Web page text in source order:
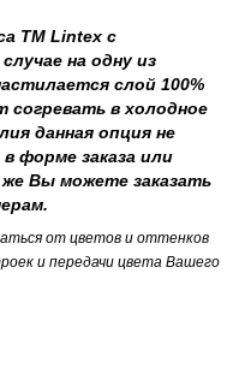
ТМ Lintex с
на одну из
слой 100%
согревать в холодное
данная опция не
форме заказа или
Вы можете заказать
от цветов и оттенков
и передачи цвета Вашего